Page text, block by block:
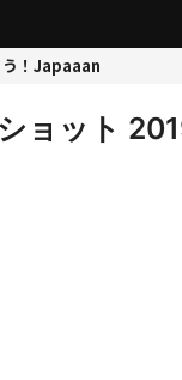
う！Japaaan
ョット